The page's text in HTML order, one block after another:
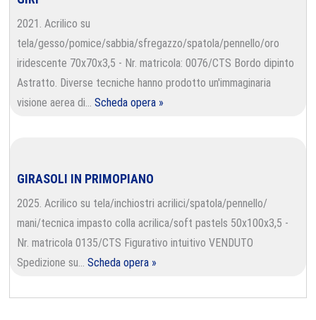
2021. Acrilico su
tela/gesso/pomice/sabbia/sfregazzo/spatola/pennello/oro
iridescente 70x70x3,5 - Nr. matricola: 0076/CTS Bordo dipinto
Astratto. Diverse tecniche hanno prodotto un'immaginaria
visione aerea di…Scheda opera »
GIRASOLI IN PRIMOPIANO
2025. Acrilico su tela/inchiostri acrilici/spatola/pennello/
mani/tecnica impasto colla acrilica/soft pastels 50x100x3,5 -
Nr. matricola 0135/CTS Figurativo intuitivo VENDUTO
Spedizione su…Scheda opera »